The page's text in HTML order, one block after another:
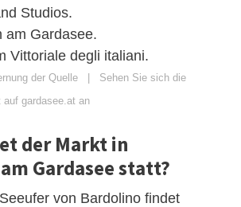
Studios.
am Gardasee.
Vittoriale degli italiani.
der Quelle | Sehen Sie sich die
auf gardasee.at an
der Markt in
Gardasee statt?
von Bardolino findet